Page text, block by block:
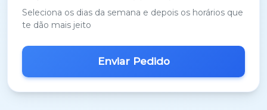
História e Cultura das Artes
Inglês
Matemática 3º Ciclo
Seleciona os dias da semana e depois os horários que
te dão mais jeito